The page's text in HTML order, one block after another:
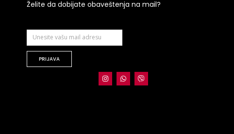
Želite da dobijate obaveštenja na mail?
PRIJAVA